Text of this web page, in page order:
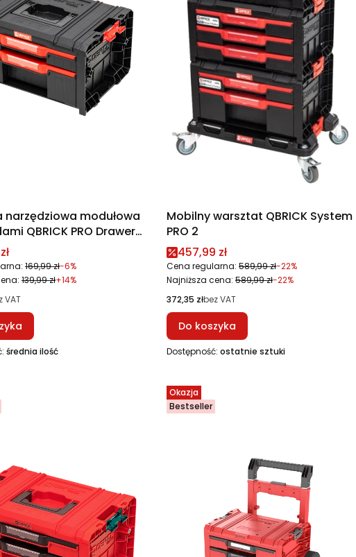
narzędziowa modułowa
QBRICK PRO Drawer
2.0 Basic
169,99 zł-6%
139,99 zł+14%
VAT
średnia ilość
Mobilny warsztat QBRICK System
PRO 2
Cena promocyjna
457,99 zł
Cena regularna: 589,99 zł-22%
Najniższa cena: 589,99 zł-22%
Cena
372,35 złbez VAT
Do koszyka
Dostępność: ostatnie sztuki
Okazja
Bestseller